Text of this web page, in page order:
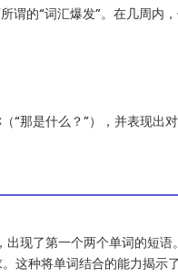
谓的“词汇爆发”。在几周内
“那是什么？”），并表现出
现了第一个两个单词的短
这种将单词结合的能力揭示